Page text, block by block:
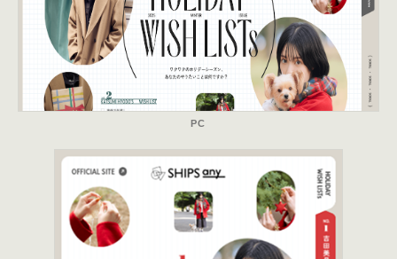
PC
商品フォーカス
インタビュー／取材
スタイリング
シーン切り
HOWTO
スナップ
ライン・ブランド紹介
人物